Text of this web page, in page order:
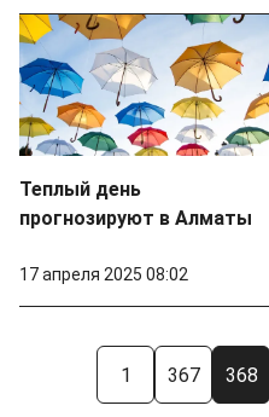
Теплый день
прогнозируют в Алматы
17 апреля 2025 08:02
1 367 368